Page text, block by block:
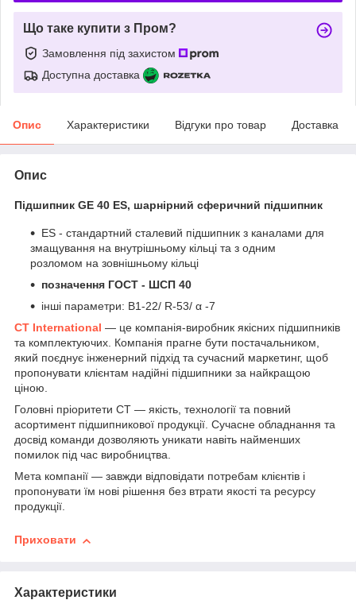
Що таке купити з Пром?
Замовлення під захистом
Доступна доставка
Опис Характеристики Відгуки про товар Доставка
Опис
Підшипник GE 40 ES, шарнірний сферичний підшипник
ES - стандартний сталевий підшипник з каналами для
змащування на внутрішньому кільці та з одним
розломом на зовнішньому кільці
позначення ГОСТ - ШСП 40
інші параметри: B1-22/ R-53/ α -7
CT International — це компанія-виробник якісних підшипників
та комплектуючих. Компанія прагне бути постачальником,
який поєднує інженерний підхід та сучасний маркетинг, щоб
пропонувати клієнтам надійні підшипники за найкращою
ціною.
Головні пріоритети СТ — якість, технології та повний
асортимент підшипникової продукції. Сучасне обладнання та
досвід команди дозволяють уникати навіть найменших
помилок під час виробництва.
Мета компанії — завжди відповідати потребам клієнтів і
пропонувати їм нові рішення без втрати якості та ресурсу
продукції.
Приховати
Характеристики